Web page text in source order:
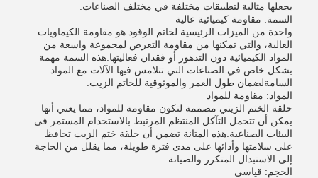
يجعلها مثالية لتطبيقات مختلفة في مختلف الصناعات.
السمة: مقاومة كيميائية عالية
واحدة من الميزات الرئيسية لخاتم الوقود هو مقاومة الكيماويات
العالية، والتي تمكنها من مقاومة التعرض لمجموعة واسعة من
المواد الكيميائية دون التدهور أو فقدان فعاليتها.هذه السمة مهمة
بشكل خاص في الصناعات التي تتلامس فيها الآلات مع المواد
السامةلضمان طول العمر والموثوقية للخاتم الزيت.
المواد: مقاومة للمواد
حلقة الختم الزيتي مصممة لتكون مقاومة للمواد، مما يعني أنها
يمكن أن تتحمل التآكل المنتظم المرتبط بالاستخدام المستمر في
البيئات الصناعية.هذه المتانة تضمن أن حلقة ختم الزيت تحافظ
على سلامتها وأدائها على مدى فترة طويلة، مما يقلل من الحاجة
إلى الاستبدال المتكرر والصيانة.
الحجم: قياسي